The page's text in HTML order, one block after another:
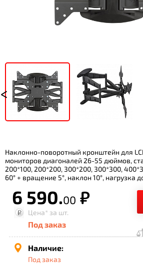
Наклонно-поворотный кронштейн для
мониторов диагоналей 26-55 дюймов,
200*100, 200*200, 300*200, 300*300,
60° + вращение 5°, наклон 10°, нагрузка
6 590.00 р.
Цена* за шт.
Под заказ
Наличие:
Под заказ